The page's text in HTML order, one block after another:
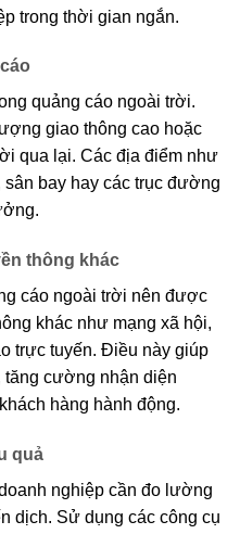
trong thời gian ngắn.
quảng cáo ngoài trời.
giao thông cao hoặc
qua lại. Các địa điểm như
bay hay các trục đường
thông khác
cáo ngoài trời nên được
khác như mạng xã hội,
trực tuyến. Điều này giúp
tăng cường nhận diện
hàng hành động.
quả
nghiệp cần đo lường
dịch. Sử dụng các công cụ